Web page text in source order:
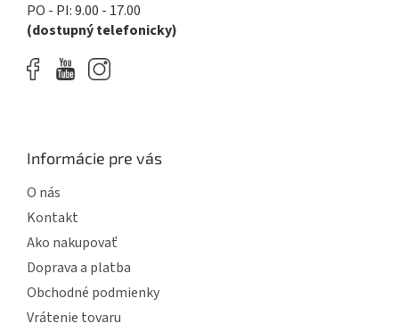
PO - PI: 9.00 - 17.00
(dostupný telefonicky)
Informácie pre vás
O nás
Kontakt
Ako nakupovať
Doprava a platba
Obchodné podmienky
Vrátenie tovaru